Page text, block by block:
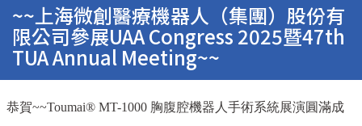
~~上海微創醫療機器人（集團）股份有
限公司參展UAA Congress 2025暨47th
TUA Annual Meeting~~
恭賀~~Toumai® MT-1000 胸腹腔機器人手術系統展演圓滿成